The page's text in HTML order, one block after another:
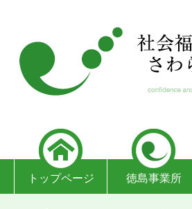
トップページ 徳島事業所